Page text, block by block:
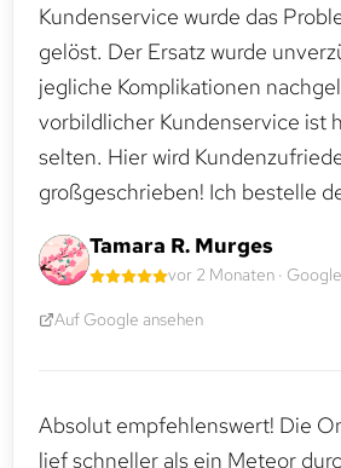
Kundenservice wurde das
gelöst. Der Ersatz wurde
jegliche Komplikationen
vorbildlicher Kundenservice ist
selten. Hier wird
großgeschrieben! Ich bestelle
Tamara R. Murges
vor 2 Monaten · Google
Auf Google ansehen
Absolut empfehlenswert! Die
lief schneller als ein Meteor